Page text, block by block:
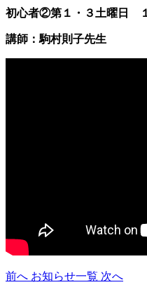
初心者②第１・３土曜日
講師：駒村則子先生
前へ お知らせ一覧 次へ